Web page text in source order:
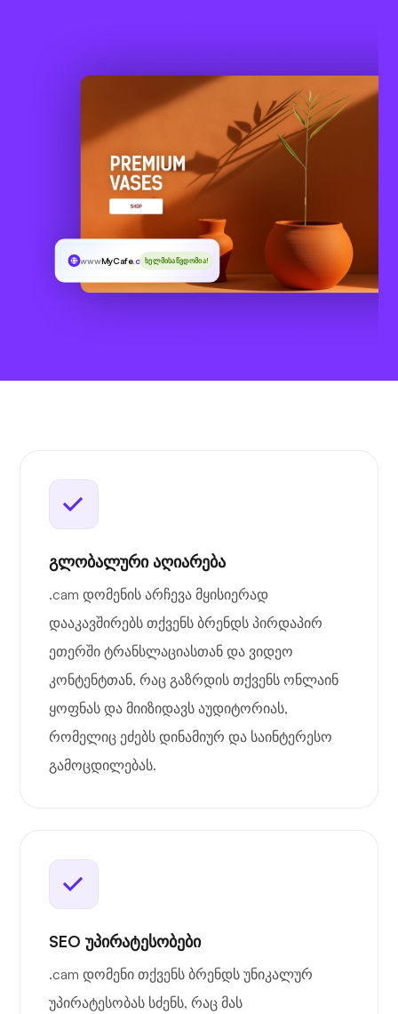
wwwMyCafe.camხელმისაწვდომია!
გლობალური აღიარება
.cam დომენის არჩევა მყისიერად
დააკავშირებს თქვენს ბრენდს პირდაპირ
ეთერში ტრანსლაციასთან და ვიდეო
კონტენტთან, რაც გაზრდის თქვენს ონლაინ
ყოფნას და მიიზიდავს აუდიტორიას,
რომელიც ეძებს დინამიურ და საინტერესო
გამოცდილებას.
SEO უპირატესობები
.cam დომენი თქვენს ბრენდს უნიკალურ
უპირატესობას სძენს, რაც მას